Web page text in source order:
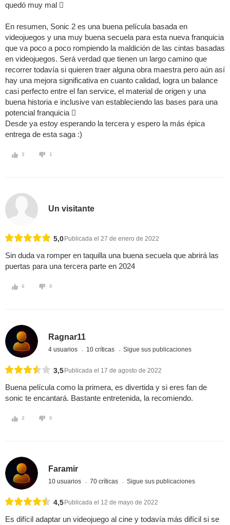
quedó muy mal 
En resumen, Sonic 2 es una buena película basada en
videojuegos y una muy buena secuela para esta nueva franquicia
que va poco a poco rompiendo la maldición de las cintas basadas
en videojuegos. Será verdad que tienen un largo camino que
recorrer todavía si quieren traer alguna obra maestra pero aún así
hay una mejora significativa en cuanto calidad, logra un balance
casi perfecto entre el fan service, el material de origen y una
buena historia e inclusive van estableciendo las bases para una
potencial franquicia 
Desde ya estoy esperando la tercera y espero la más épica
entrega de esta saga :)
3 1
Un visitante
5,0 Publicada el 27 de enero de 2022
Sin duda va romper en taquilla una buena secuela que abrirá las
puertas para una tercera parte en 2024
6 0
Ragnar11
4 usuarios 10 críticas Sigue sus publicaciones
3,5 Publicada el 17 de agosto de 2022
Buena película como la primera, es divertida y si eres fan de
sonic te encantará. Bastante entretenida, la recomiendo.
3 0
Faramir
10 usuarios 70 críticas Sigue sus publicaciones
4,5 Publicada el 12 de mayo de 2022
Es difícil adaptar un videojuego al cine y todavía más difícil si se